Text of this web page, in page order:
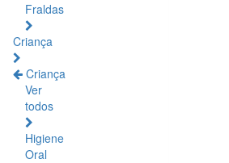
Fraldas
Criança
Criança
Ver
todos
Higiene
Oral